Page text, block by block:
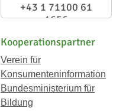
+43 1 71100 61
1656
Kooperationspartner
Verein für
Konsumenteninformation
Bundesministerium für
Bildung